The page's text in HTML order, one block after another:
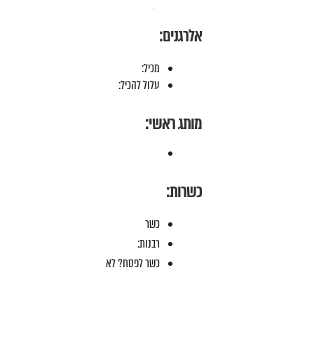
אלרגנים:
מכיל:
עלול להכיל:
מותג ראשי:
כשרות:
כשר
רבנות:
כשר לפסח? לא